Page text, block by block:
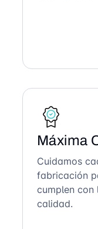
Máxima
Cuidamos
fabricación
cumplen con
calidad.